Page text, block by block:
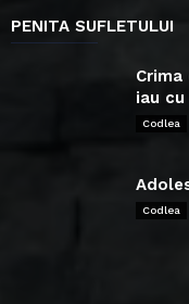
PENITA SUFLETULUI
iau cu
Codlea
Codlea